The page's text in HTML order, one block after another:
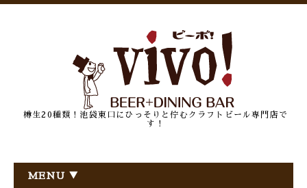
樽生20種類！池袋東口にひっそりと佇むクラフトビール専門店で
す！
MENU ▼